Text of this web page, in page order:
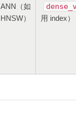
ANN（如
HNSW）
用 index）